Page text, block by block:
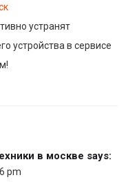
устранят
устройства в сервисе
в москве says:
pm